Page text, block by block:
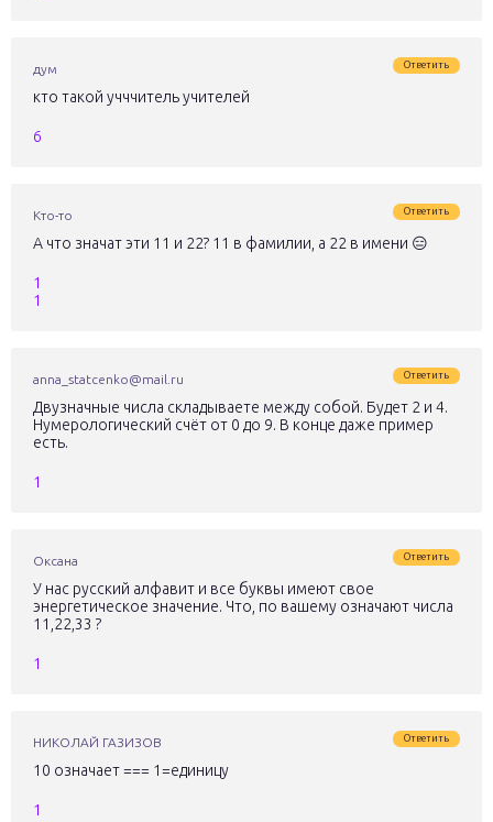
дум Ответить
кто такой учччитель учителей
6
Кто-то Ответить
А что значат эти 11 и 22? 11 в фамилии, а 22 в имени 😑
1
1
anna_statcenko@mail.ru Ответить
Двузначные числа складываете между собой. Будет 2 и 4.
Нумерологический счëт от 0 до 9. В конце даже пример
есть.
1
Оксана Ответить
У нас русский алфавит и все буквы имеют свое
энергетическое значение. Что, по вашему означают числа
11,22,33 ?
1
НИКОЛАЙ ГАЗИЗОВ Ответить
10 означает === 1=единицу
1